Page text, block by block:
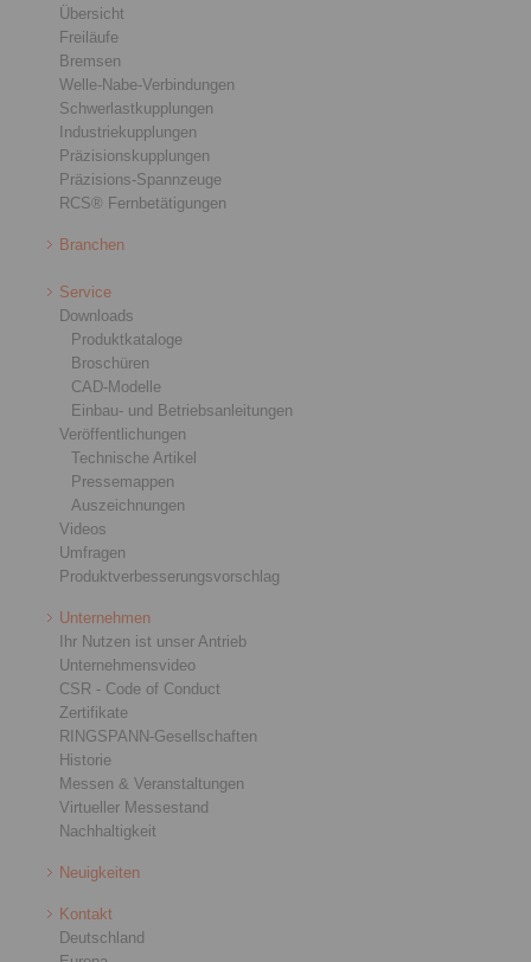
Übersicht
Freiläufe
Bremsen
Welle-Nabe-Verbindungen
Schwerlastkupplungen
Industriekupplungen
Präzisionskupplungen
Präzisions-Spannzeuge
RCS® Fernbetätigungen
Branchen
Service
Downloads
Produktkataloge
Broschüren
CAD-Modelle
Einbau- und Betriebsanleitungen
Veröffentlichungen
Technische Artikel
Pressemappen
Auszeichnungen
Videos
Umfragen
Produktverbesserungsvorschlag
Unternehmen
Ihr Nutzen ist unser Antrieb
Unternehmensvideo
CSR - Code of Conduct
Zertifikate
RINGSPANN-Gesellschaften
Historie
Messen & Veranstaltungen
Virtueller Messestand
Nachhaltigkeit
Neuigkeiten
Kontakt
Deutschland